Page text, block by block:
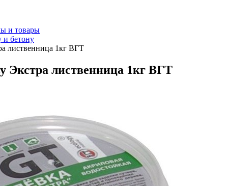
и товары
и бетону
лиственница 1кг ВГТ
Экстра лиственница 1кг ВГТ